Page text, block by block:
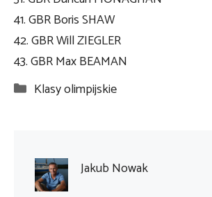
41. GBR Boris SHAW
42. GBR Will ZIEGLER
43. GBR Max BEAMAN
Kategorie
Klasy olimpijskie
Jakub Nowak